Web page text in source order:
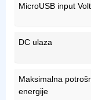
MicroUSB input
DC ulaza
Maksimalna
energije